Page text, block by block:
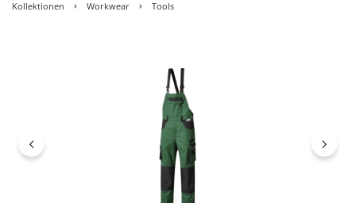
Kollektionen Workwear Tools